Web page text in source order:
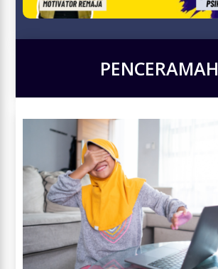
PENCERAMAH